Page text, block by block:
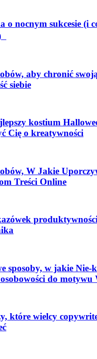
o nocnym sukcesie (i
aby chronić
siebie
kostium
Cię o kreatywności
W Jakie
Treści Online
sposoby, w jakie Nie-
do motywu
które wielcy